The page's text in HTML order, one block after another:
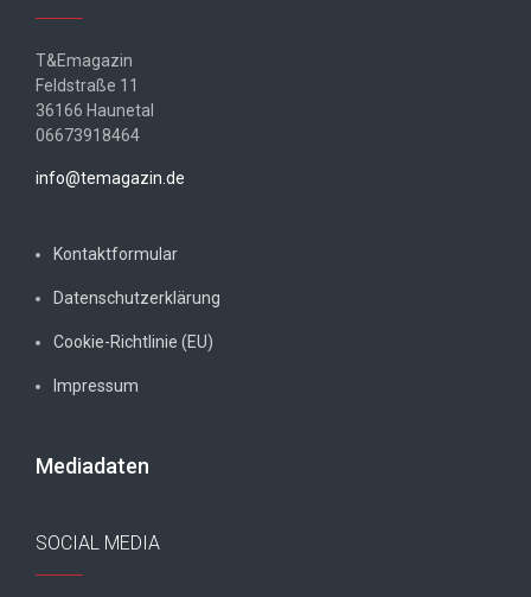
T&Emagazin
Feldstraße 11
36166 Haunetal
06673918464
info@temagazin.de
Kontaktformular
Datenschutzerklärung
Cookie-Richtlinie (EU)
Impressum
Mediadaten
SOCIAL MEDIA